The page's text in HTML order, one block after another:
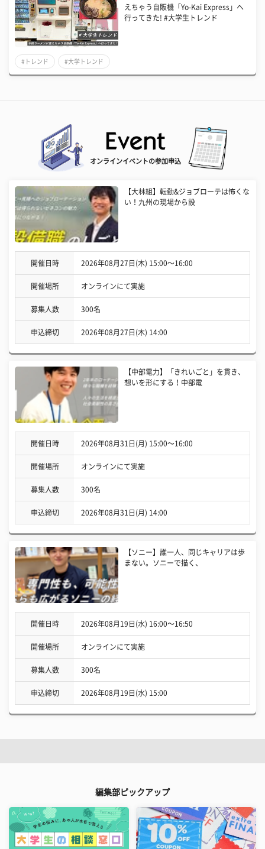
えちゃう自販機「Yo-Kai Express」へ
行ってきた! #大学生トレンド
#トレンド #大学トレンド
オンラインイベントの参加申込
【大林組】転勤&ジョブローテは怖くな
い！九州の現場から設
開催日時 2026年08月27日(木) 15:00〜16:00
開催場所 オンラインにて実施
募集人数 300名
申込締切 2026年08月27日(木) 14:00
【中部電力】「きれいごと」を貫き、
想いを形にする！中部電
開催日時 2026年08月31日(月) 15:00〜16:00
開催場所 オンラインにて実施
募集人数 300名
申込締切 2026年08月31日(月) 14:00
【ソニー】誰一人、同じキャリアは歩
まない。ソニーで描く、
開催日時 2026年08月19日(水) 16:00〜16:50
開催場所 オンラインにて実施
募集人数 300名
申込締切 2026年08月19日(水) 15:00
編集部ピックアップ